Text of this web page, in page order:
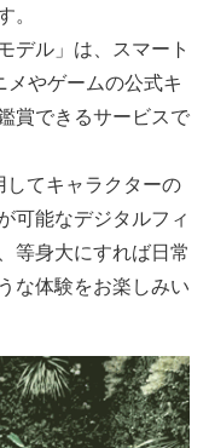
デル」は、スマート
メやゲームの公式キ
賞できるサービスで
てキャラクターの
可能なデジタルフィ
等身大にすれば日常
な体験をお楽しみい